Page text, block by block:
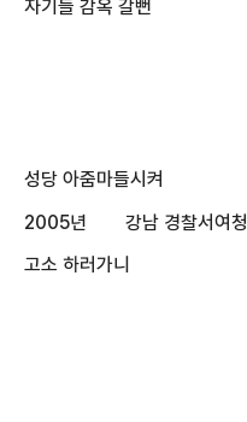
자기들 감옥 갈뻔
성당 아줌마들시켜
2005년 강남 경찰서여청
고소 하러가니